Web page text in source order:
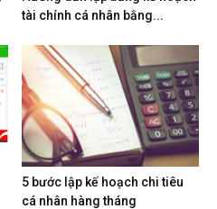
tài chính cá nhân bằng...
5 bước lập kế hoạch chi tiêu
cá nhân hàng tháng